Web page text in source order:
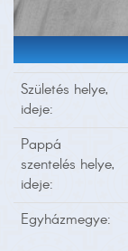
Születés helye,
ideje:
Pappá
szentelés helye,
ideje:
Egyházmegye: